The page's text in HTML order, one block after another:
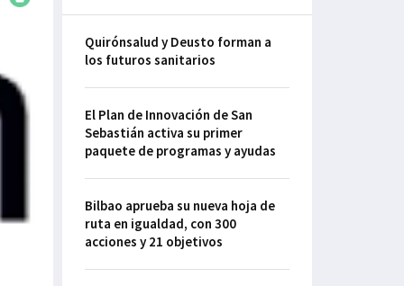
Quirónsalud y Deusto forman a
los futuros sanitarios
El Plan de Innovación de San
Sebastián activa su primer
paquete de programas y ayudas
Bilbao aprueba su nueva hoja de
ruta en igualdad, con 300
acciones y 21 objetivos